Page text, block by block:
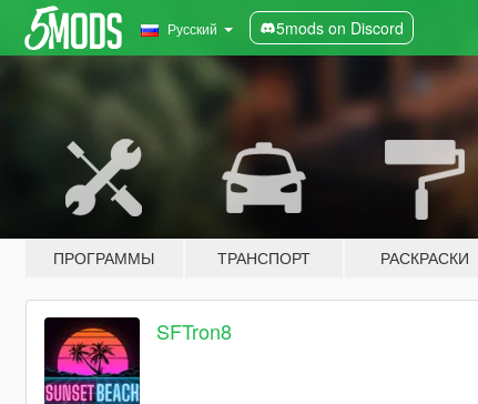
Русский 5mods on Discord
ПРОГРАММЫ ТРАНСПОРТ РАСКРАСКИ
SFTron8